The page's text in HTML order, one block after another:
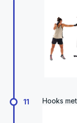
11 Hooks